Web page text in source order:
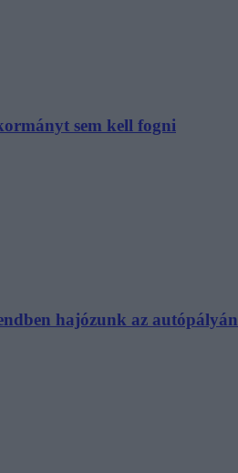
sem kell fogni
hajózunk az autópályán